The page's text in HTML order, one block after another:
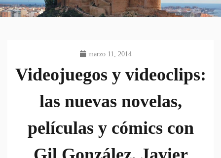
marzo 11, 2014
Videojuegos y videoclips:
las nuevas novelas,
películas y cómics con